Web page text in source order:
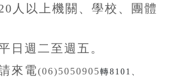
人以上機關、學校、團體
日週二至週五。
來電(06)5050905轉8101、